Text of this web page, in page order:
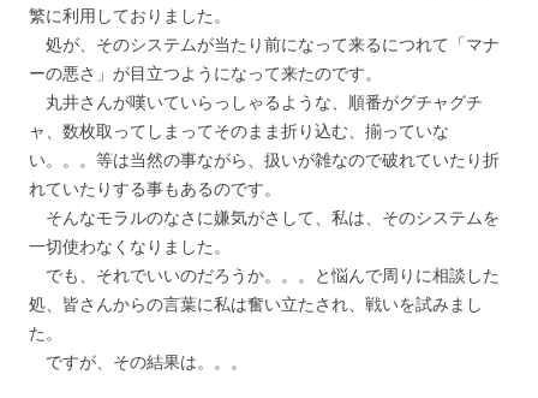
繁に利用しておりました。
処が、そのシステムが当たり前になって来るにつれて「マナ
ーの悪さ」が目立つようになって来たのです。
丸井さんが嘆いていらっしゃるような、順番がグチャグチ
ャ、数枚取ってしまってそのまま折り込む、揃っていな
い。。。等は当然の事ながら、扱いが雑なので破れていたり折
れていたりする事もあるのです。
そんなモラルのなさに嫌気がさして、私は、そのシステムを
一切使わなくなりました。
でも、それでいいのだろうか。。。と悩んで周りに相談した
処、皆さんからの言葉に私は奮い立たされ、戦いを試みまし
た。
ですが、その結果は。。。